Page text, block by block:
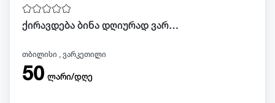
ქირავდება ბინა დღიურად ვარკეთილში
თბილისი , ვარკეთილი
50 ლარი/დღე